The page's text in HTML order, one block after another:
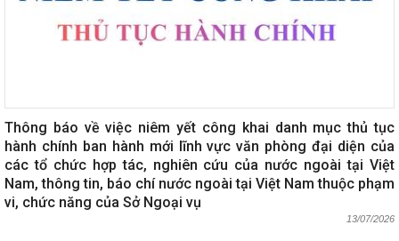
Thông báo về việc niêm yết công khai danh mục thủ tục
hành chính ban hành mới lĩnh vực văn phòng đại diện của
các tổ chức hợp tác, nghiên cứu của nước ngoài tại Việt
Nam, thông tin, báo chí nước ngoài tại Việt Nam thuộc phạm
vi, chức năng của Sở Ngoại vụ
13/07/2026